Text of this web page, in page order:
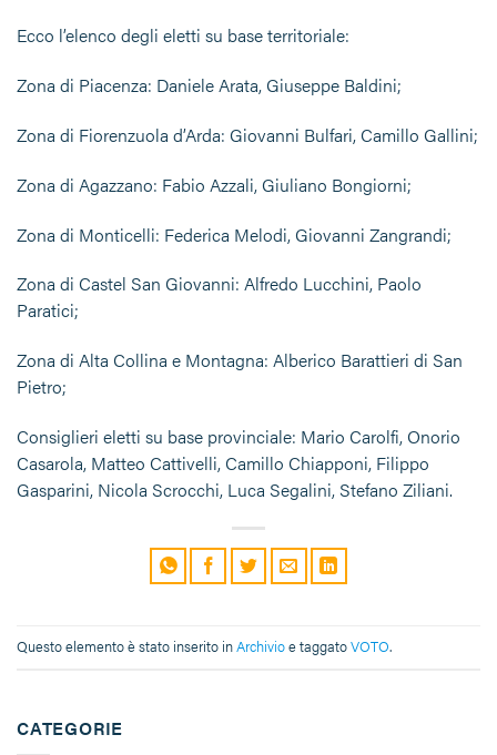
CATEGORIE
Ecco l’elenco degli eletti su base territoriale:
Zona di Piacenza: Daniele Arata, Giuseppe Baldini;
Zona di Fiorenzuola d’Arda: Giovanni Bulfari, Camillo Gallini;
Zona di Agazzano: Fabio Azzali, Giuliano Bongiorni;
Zona di Monticelli: Federica Melodi, Giovanni Zangrandi;
Zona di Castel San Giovanni: Alfredo Lucchini, Paolo
Paratici;
Zona di Alta Collina e Montagna: Alberico Barattieri di San
Pietro;
Consiglieri eletti su base provinciale: Mario Carolfi, Onorio
Casarola, Matteo Cattivelli, Camillo Chiapponi, Filippo
Gasparini, Nicola Scrocchi, Luca Segalini, Stefano Ziliani.
Questo elemento è stato inserito inArchivioe taggatoVOTO.